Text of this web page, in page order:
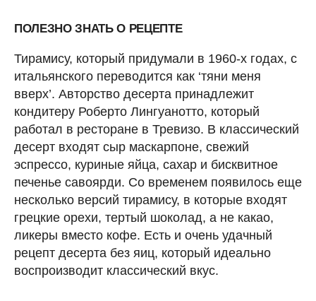
ПОЛЕЗНО ЗНАТЬ О РЕЦЕПТЕ
Тирамису, который придумали в 1960-х годах, с
итальянского переводится как ‘тяни меня
вверх’. Авторство десерта принадлежит
кондитеру Роберто Лингуанотто, который
работал в ресторане в Тревизо. В классический
десерт входят сыр маскарпоне, свежий
эспрессо, куриные яйца, сахар и бисквитное
печенье савоярди. Со временем появилось еще
несколько версий тирамису, в которые входят
грецкие орехи, тертый шоколад, а не какао,
ликеры вместо кофе. Есть и очень удачный
рецепт десерта без яиц, который идеально
воспроизводит классический вкус.